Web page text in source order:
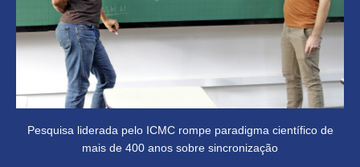
Pesquisa liderada pelo ICMC rompe paradigma científico de
mais de 400 anos sobre sincronização